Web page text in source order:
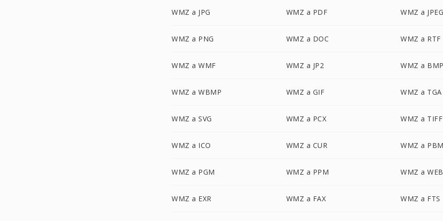
WMZ a JPG WMZ a PDF WMZ a JPEG
WMZ a PNG WMZ a DOC WMZ a RTF
WMZ a WMF WMZ a JP2 WMZ a BMP
WMZ a WBMP WMZ a GIF WMZ a TGA
WMZ a SVG WMZ a PCX WMZ a TIFF
WMZ a ICO WMZ a CUR WMZ a PBM
WMZ a PGM WMZ a PPM WMZ a
WMZ a EXR WMZ a FAX WMZ a FTS